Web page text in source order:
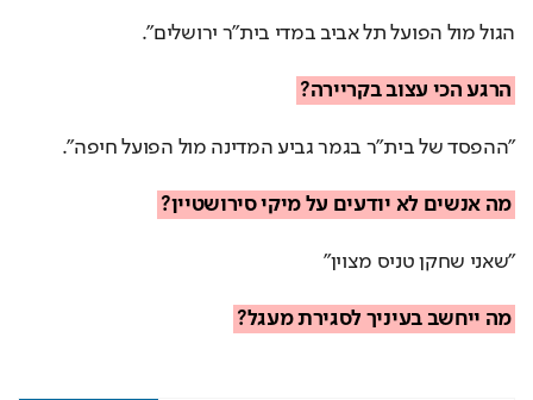
הגול מול הפועל תל אביב במדי בית"ר ירושלים".
הרגע הכי עצוב בקריירה?
"ההפסד של בית"ר בגמר גביע המדינה מול הפועל חיפה".
מה אנשים לא יודעים על מיקי סירושטיין?
"שאני שחקן טניס מצוין"
מה ייחשב בעיניך לסגירת מעגל?